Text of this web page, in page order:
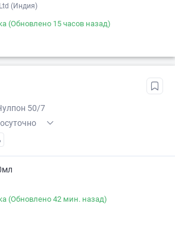
(Индия)
(Обновлено 15 часов назад)
50/7
XX
(Обновлено 42 мин. назад)